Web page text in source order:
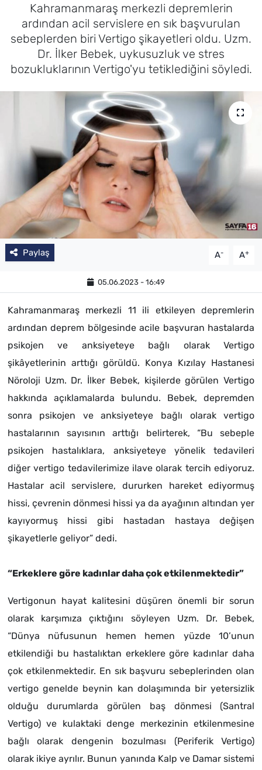
Kahramanmaraş merkezli depremlerin
ardından acil servislere en sık başvurulan
sebeplerden biri Vertigo şikayetleri oldu. Uzm.
Dr. İlker Bebek, uykusuzluk ve stres
bozukluklarının Vertigo'yu tetiklediğini söyledi.
Paylaş A- A+
05.06.2023 - 16:49
Kahramanmaraş merkezli 11 ili etkileyen depremlerin
ardından deprem bölgesinde acile başvuran hastalarda
psikojen ve anksiyeteye bağlı olarak Vertigo
şikâyetlerinin arttığı görüldü. Konya Kızılay Hastanesi
Nöroloji Uzm. Dr. İlker Bebek, kişilerde görülen Vertigo
hakkında açıklamalarda bulundu. Bebek, depremden
sonra psikojen ve anksiyeteye bağlı olarak vertigo
hastalarının sayısının arttığı belirterek, “Bu sebeple
psikojen hastalıklara, anksiyeteye yönelik tedavileri
diğer vertigo tedavilerimize ilave olarak tercih ediyoruz.
Hastalar acil servislere, dururken hareket ediyormuş
hissi, çevrenin dönmesi hissi ya da ayağının altından yer
kayıyormuş hissi gibi hastadan hastaya değişen
şikayetlerle geliyor” dedi.
“Erkeklere göre kadınlar daha çok etkilenmektedir”
Vertigonun hayat kalitesini düşüren önemli bir sorun
olarak karşımıza çıktığını söyleyen Uzm. Dr. Bebek,
“Dünya nüfusunun hemen hemen yüzde 10’unun
etkilendiği bu hastalıktan erkeklere göre kadınlar daha
çok etkilenmektedir. En sık başvuru sebeplerinden olan
vertigo genelde beynin kan dolaşımında bir yetersizlik
olduğu durumlarda görülen baş dönmesi (Santral
Vertigo) ve kulaktaki denge merkezinin etkilenmesine
bağlı olarak dengenin bozulması (Periferik Vertigo)
olarak ikiye ayrılır. Bunun yanında Kalp ve Damar sistemi